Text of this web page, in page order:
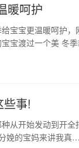
暖呵护
宝宝更温暖呵护
宝渡过一个美 冬
事!
从开始发动到开
娩的宝妈来讲我真…